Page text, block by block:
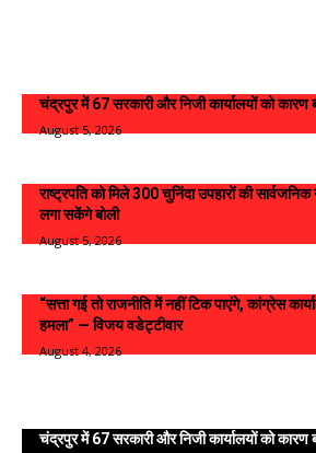
चंद्रपुर में 67 सरकारी और निजी कार्यालयों को कारण
August 5, 2026
राष्ट्रपति को मिले 300 चुनिंदा उपहारों की
लगा सकेंगे बोली
August 5, 2026
“सत्ता गई तो राजनीति में नहीं टिक पाएंगे, कांग्रेस
हमला” — विजय वडेट्टीवार
August 4, 2026
चंद्रपुर में 67 सरकारी और निजी कार्यालयों को कारण